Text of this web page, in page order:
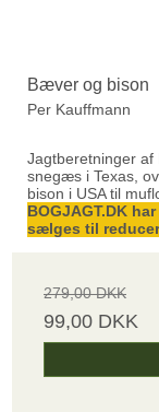
Bæver og bison
Per Kauffmann
Jagtberetninger
snegæs i Texas,
bison i USA til
BOGJAGT.DK
sælges til
279,00 DKK
99,00 DKK